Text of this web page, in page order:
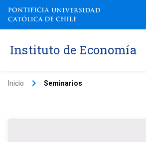
Instituto de Economía
Inicio keyboard_arrow_right Seminarios